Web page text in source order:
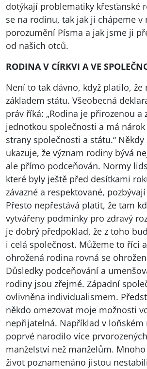
dotýkají problematiky křesťanské
se na rodinu, tak jak ji chápeme v
porozumění Písma a jak jsme ji
od našich otců.
RODINAV CÍRKVI A VE
Není to tak dávno, když platilo, že
základem státu. Všeobecná
práv říká: „Rodina je přirozenou a
jednotkou společnosti a má
strany společnosti a státu.“ Někdy
ukazuje, že význam rodiny bývá
ale přímo podceňován. Normy
které byly ještě před desítkami
závazné a respektované,
Přesto nepřestává platit, že tam
vytvářeny podmínky pro zdravý
je dobrý předpoklad, že z toho
i celá společnost. Můžeme to říci
ohrožená rodina rovná se
Důsledky podceňování a
rodiny jsou zřejmé. Západní
ovlivněna individualismem.
někdo omezovat moje možnosti
nepřijatelná. Například v loňském
poprvé narodilo více
manželství než manželům.
život poznamenáno jistou